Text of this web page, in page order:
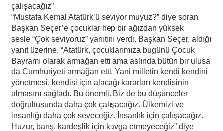
çalışacağız”
“Mustafa Kemal Atatürk’ü seviyor muyuz?” diye soran
Başkan Seçer’e çocuklar hep bir ağızdan yüksek
sesle “Çok seviyoruz” yanıtını verdi. Başkan Seçer, aldığı
yanıt üzerine, “Atatürk, çocuklarımıza bugünü Çocuk
Bayramı olarak armağan etti ama aslında bütün bir ulusa
da Cumhuriyeti armağan etti. Yani milletin kendi kendini
yönetmesi, kendisi için alacağı kararları kendisinin
almasını sağladı. Bu önemli. Biz de bu düşünceler
doğrultusunda daha çok çalışacağız. Ülkemizi ve
insanlığı daha çok seveceğiz. İnsanlık için çalışacağız.
Huzur, barış, kardeşlik için kavga etmeyeceğiz” diye